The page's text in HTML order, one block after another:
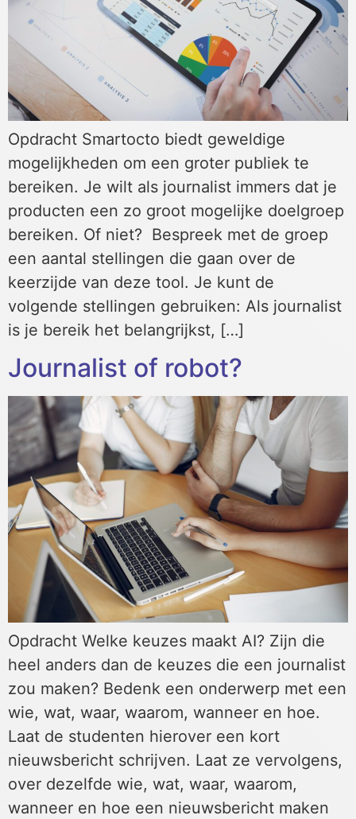
Opdracht Smartocto biedt geweldige
mogelijkheden om een groter publiek te
bereiken. Je wilt als journalist immers dat je
producten een zo groot mogelijke doelgroep
bereiken. Of niet? Bespreek met de groep
een aantal stellingen die gaan over de
keerzijde van deze tool. Je kunt de
volgende stellingen gebruiken: Als journalist
is je bereik het belangrijkst, […]
Journalist of robot?
Opdracht Welke keuzes maakt AI? Zijn die
heel anders dan de keuzes die een journalist
zou maken? Bedenk een onderwerp met een
wie, wat, waar, waarom, wanneer en hoe.
Laat de studenten hierover een kort
nieuwsbericht schrijven. Laat ze vervolgens,
over dezelfde wie, wat, waar, waarom,
wanneer en hoe een nieuwsbericht maken